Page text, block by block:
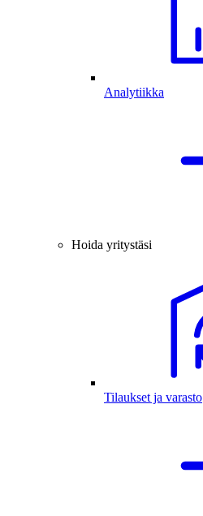
Analytiikka
Hoida yritystäsi
Tilaukset ja varasto